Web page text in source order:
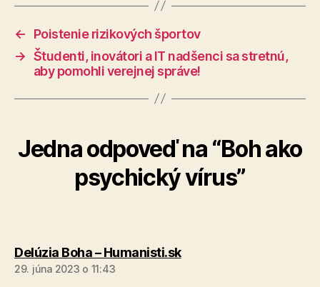
←
Poistenie rizikových športov
→ Študenti, inovátori a IT nadšenci sa stretnú,
aby pomohli verejnej správe!
Jedna odpoveď na “Boh ako
psychický vírus”
Delúzia Boha – Humanisti.skhovorí:
29. júna 2023 o 11:43